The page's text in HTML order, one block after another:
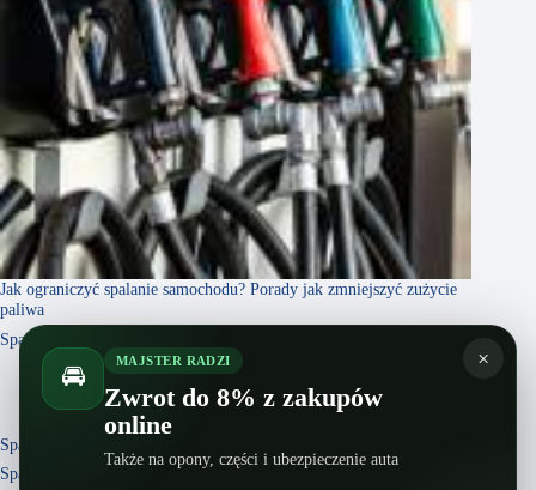
Jak ograniczyć spalanie samochodu? Porady jak zmniejszyć zużycie
paliwa
Spalanie Oldsmobile Alero
Spalanie Lamborghini Reventon
Spalanie Audi Coupe 81/85
×
🚘 MAJSTER RADZI
Zwrot do 8% z zakupów
online
Także na opony, części i ubezpieczenie auta